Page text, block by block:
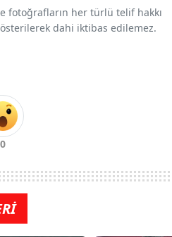
fotoğrafların her türlü telif hakkı
dahi iktibas edilemez.